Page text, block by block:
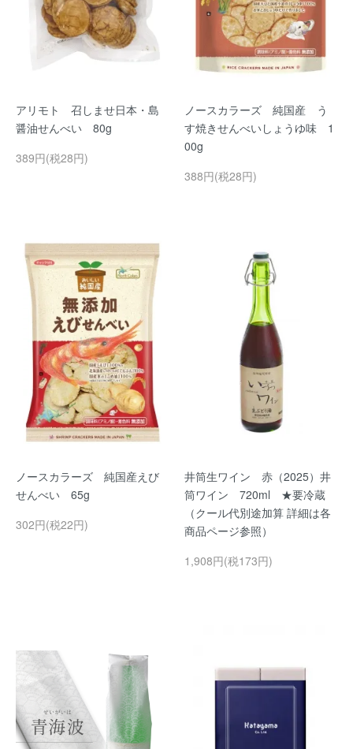
アリモト 召しませ日本・島
醤油せんべい 80g
389円(税28円)
ノースカラーズ 純国産 う
す焼きせんべいしょうゆ味 1
00g
388円(税28円)
ノースカラーズ 純国産えび
せんべい 65g
302円(税22円)
井筒生ワイン 赤（2025）井
筒ワイン 720ml ★要冷蔵
（クール代別途加算 詳細は各
商品ページ参照）
1,908円(税173円)